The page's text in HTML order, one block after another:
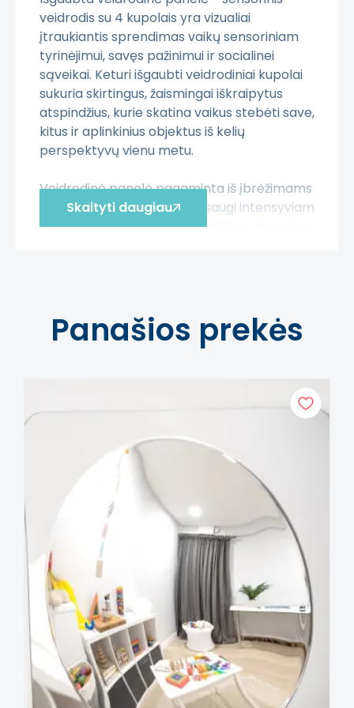
veidrodis su 4 kupolais yra vizualiai
įtraukiantis sprendimas vaikų sensoriniam
tyrinėjimui, savęs pažinimui ir socialinei
sąveikai. Keturi išgaubti veidrodiniai kupolai
sukuria skirtingus, žaismingai iškraipytus
atspindžius, kurie skatina vaikus stebėti save,
kitus ir aplinkinius objektus iš kelių
perspektyvų vienu metu.
Veidrodinė panelė pagaminta iš įbrėžimams
atsparaus akrilo, todėl yra saugi intensyviam
naudojimui darželiuose, mokyklose, terapijos
keičia pozicijas, bendrauja ir apibūdina tai,
ką mato.
kupolų išdėstymo. Jį galima montuoti tiek
patalpose, tiek lauko erdvėse, naudojant
komplekte esančias lipnias pagalvėles arba
tvirtus kampinius laikiklius. Lygus akrilinis
paviršius lengvai valomas, todėl veidrodis
išlieka higieniškas kasdieniam naudojimui.
Nauda vaikams
• Skatina savęs pažinimą ir kūno suvokimą
per atspindžius.
• Lavina regos fokusavimą, akių sekimą ir
vizualinį suvokimą.
• Padeda suprasti erdvę ir skirtingas
perspektyvas.
• Skatina socialinę sąveiką ir bendravimą
grupėje.
Skaityti daugiau
Panašios prekės